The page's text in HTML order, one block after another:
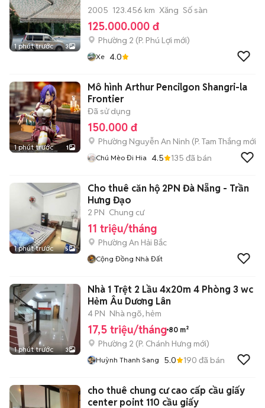
1 phút trước 3
2005 123.456 km Xăng Số sàn
125.000.000 đ
Phường 2 (P. Phú Lợi mới)
Xe 4.0
1 phút trước 1
Mô hình Arthur Pencilgon Shangri-la
Frontier
Đã sử dụng
150.000 đ
Phường Nguyễn An Ninh (P. Tam Thắng mới)
Chú Mèo Đi Hia 4.5 135 đã bán
1 phút trước 5
Cho thuê căn hộ 2PN Đà Nẵng - Trần
Hưng Đạo
2 PN Chung cư
11 triệu/tháng
Phường An Hải Bắc
Cộng Đồng Nhà Đất
1 phút trước 3
Nhà 1 Trệt 2 Lầu 4x20m 4 Phòng 3 wc
Hẻm Âu Dương Lân
4 PN Nhà ngõ, hẻm
17,5 triệu/tháng 80 m²
Phường 2 (P. Chánh Hưng mới)
Huỳnh Thanh Sang 5.0 190 đã bán
cho thuê chung cư cao cấp cầu giấy
center point 110 cầu giấy